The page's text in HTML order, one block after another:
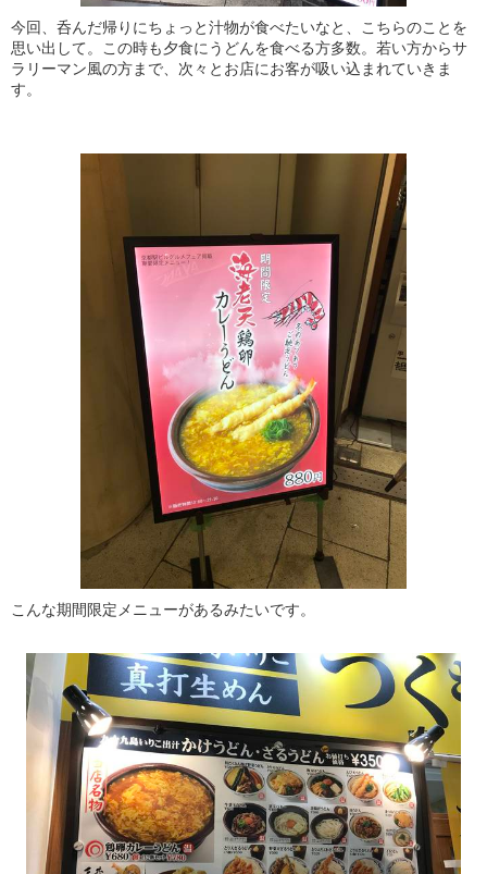
今回、呑んだ帰りにちょっと汁物が食べたいなと、こちらのことを
思い出して。この時も夕食にうどんを食べる方多数。若い方からサ
ラリーマン風の方まで、次々とお店にお客が吸い込まれていきま
す。
こんな期間限定メニューがあるみたいです。